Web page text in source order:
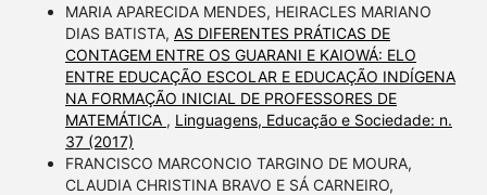
MARIA APARECIDA MENDES, HEIRACLES MARIANO
DIAS BATISTA, AS DIFERENTES PRÁTICAS DE
CONTAGEM ENTRE OS GUARANI E KAIOWÁ: ELO
ENTRE EDUCAÇÃO ESCOLAR E EDUCAÇÃO INDÍGENA
NA FORMAÇÃO INICIAL DE PROFESSORES DE
MATEMÁTICA , Linguagens, Educação e Sociedade: n.
37 (2017)
FRANCISCO MARCONCIO TARGINO DE MOURA,
CLAUDIA CHRISTINA BRAVO E SÁ CARNEIRO,